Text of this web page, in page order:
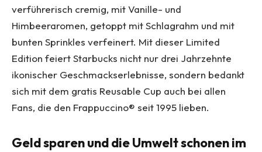
verführerisch cremig, mit Vanille- und
Himbeeraromen, getoppt mit Schlagrahm und mit
bunten Sprinkles verfeinert. Mit dieser Limited
Edition feiert Starbucks nicht nur drei Jahrzehnte
ikonischer Geschmackserlebnisse, sondern bedankt
sich mit dem gratis Reusable Cup auch bei allen
Fans, die den Frappuccino® seit 1995 lieben.
Geld sparen und die Umwelt schonen im